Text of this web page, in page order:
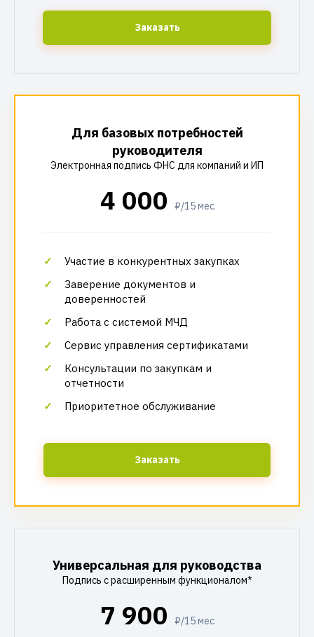
Заказать
Для базовых потребностей
руководителя
Электронная подпись ФНС для компаний и ИП
4 000 ₽/15 мес
Участие в конкурентных закупках
Заверение документов и
доверенностей
Работа с системой МЧД
Сервис управления сертификатами
Консультации по закупкам и
отчетности
Приоритетное обслуживание
Заказать
Универсальная для руководства
Подпись с расширенным функционалом*
7 900 ₽/15 мес